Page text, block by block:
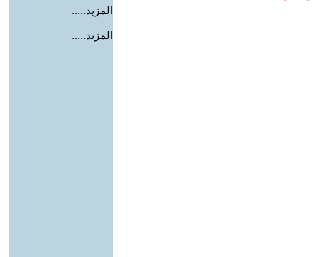
المزيد.....
المزيد.....